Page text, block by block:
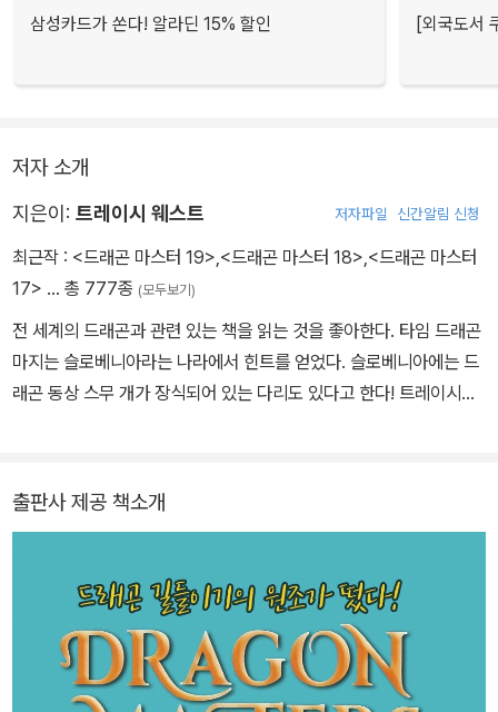
삼성카드가 쏜다! 알라딘 15% 할인 [외국도서
저자 소개
지은이: 트레이시 웨스트 저자파일 신간알림 신청
최근작 : <드래곤 마스터 19>,<드래곤 마스터 18>,<드래곤 마스터
17> … 총 777종 (모두보기)
전 세계의 드래곤과 관련 있는 책을 읽는 것을 좋아한다. 타임 드래곤
마지는 슬로베니아라는 나라에서 힌트를 얻었다. 슬로베니아에는 드
래곤 동상 스무 개가 장식되어 있는 다리도 있다고 한다! 트레이시는
출판사 제공 책소개